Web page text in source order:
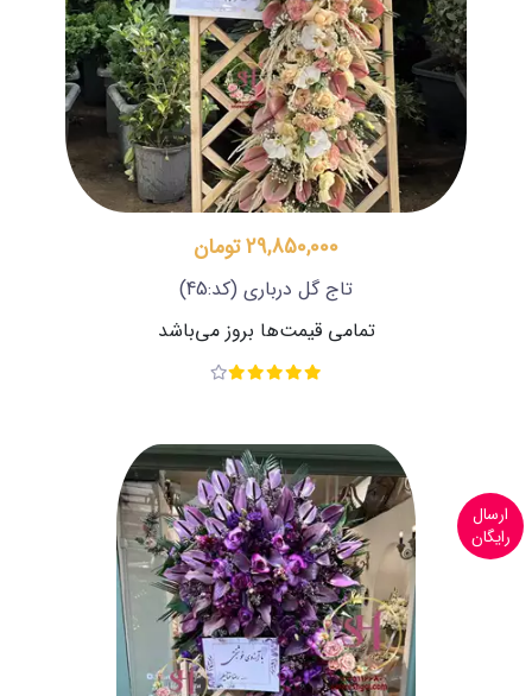
29,850,000 تومان
تاج گل درباری (کد:45)
تمامی قیمت‌ها بروز می‌باشد
ارسال
رایگان